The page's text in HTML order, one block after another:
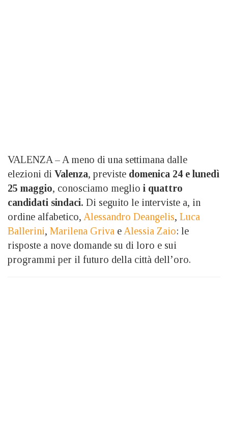
VALENZA – A meno di una settimana dalle
elezioni di Valenza, previste domenica 24 e lunedì
25 maggio, conosciamo meglio i quattro
candidati sindaci. Di seguito le interviste a, in
ordine alfabetico, Alessandro Deangelis, Luca
Ballerini, Marilena Griva e Alessia Zaio: le
risposte a nove domande su di loro e sui
programmi per il futuro della città dell’oro.